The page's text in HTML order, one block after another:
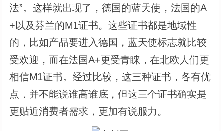
法”。这样就出现了，德国的蓝天使，法国的A
+以及芬兰的M1证书。这些证书都是地域性
的，比如产品要进入德国，蓝天使标志就比较
受欢迎，而在法国A+更受青睐，在北欧人们更
相信M1证书。经过比较，这三种证书，各有优
点，并不能说谁高谁底，但这三个证书确实是
更贴近消费者需求，更加有说服力。